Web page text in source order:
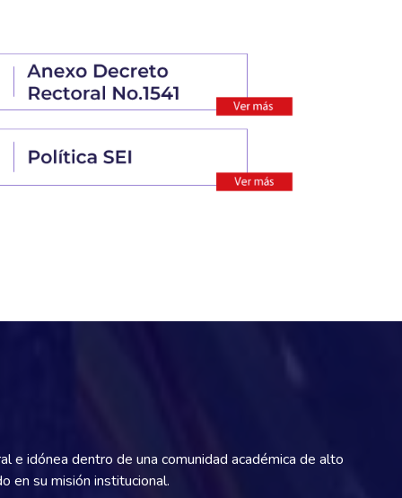
e idónea dentro de una comunidad académica de alto
en su misión institucional.